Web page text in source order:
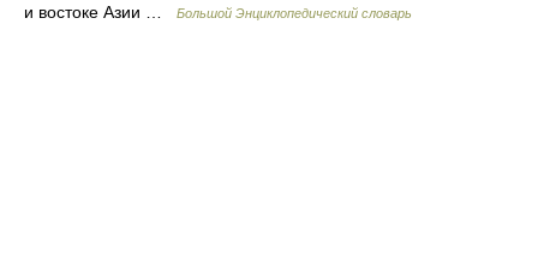
и востоке Азии …
Большой Энциклопедический словарь